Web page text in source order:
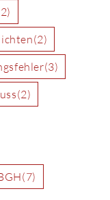
(2)
(3)
(2)
(7)